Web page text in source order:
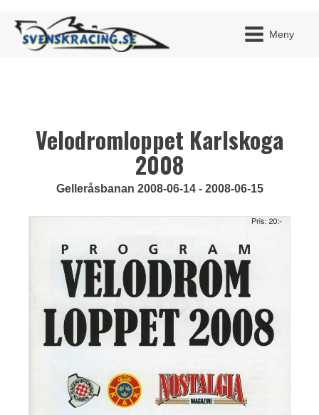
Meny
Velodromloppet Karlskoga
2008
Gelleråsbanan 2008-06-14 - 2008-06-15